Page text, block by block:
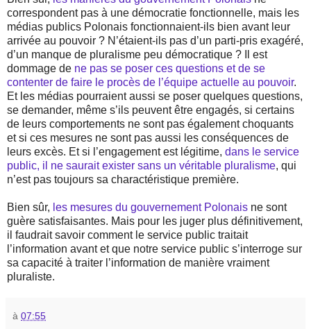
correspondent pas à une démocratie fonctionnelle, mais les
médias publics Polonais fonctionnaient-ils bien avant leur
arrivée au pouvoir ? N’étaient-ils pas d’un parti-pris exagéré,
d’un manque de pluralisme peu démocratique ? Il est
dommage de ne pas se poser ces questions et de se
contenter de faire le procès de l’équipe actuelle au pouvoir.
Et les médias pourraient aussi se poser quelques questions,
se demander, même s’ils peuvent être engagés, si certains
de leurs comportements ne sont pas également choquants
et si ces mesures ne sont pas aussi les conséquences de
leurs excès. Et si l’engagement est légitime, dans le service
public, il ne saurait exister sans un véritable pluralisme, qui
n’est pas toujours sa charactéristique première.
Bien sûr, les mesures du gouvernement Polonais ne sont
guère satisfaisantes. Mais pour les juger plus définitivement,
il faudrait savoir comment le service public traitait
l’information avant et que notre service public s’interroge sur
sa capacité à traiter l’information de manière vraiment
pluraliste.
à 07:55